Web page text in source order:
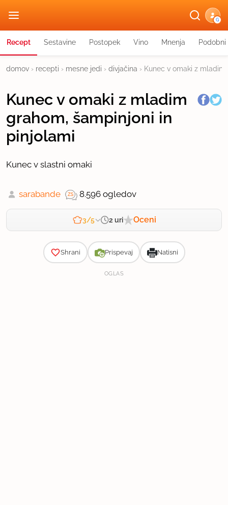
G
Recept Sestavine Postopek Vino Mnenja
domov › recepti › mesne jedi › divjačina › Kunec v omaki z
Kunec v omaki z mladim
grahom, šampinjoni in
pinjolami
Kunec v slastni omaki
sarabande 8.596 ogledov
3/5 2 uri Oceni
Shrani Prispevaj Natisni
OGLAS